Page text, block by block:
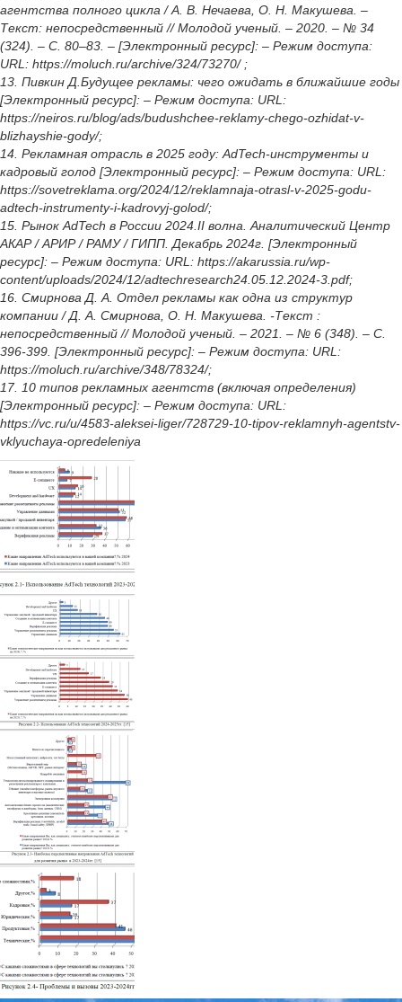
агентства полного цикла / А. В. Нечаева, О. Н. Макушева. –
Текст: непосредственный // Молодой ученый. – 2020. – № 34
(324). – С. 80–83. – [Электронный ресурс]: – Режим доступа:
URL: https://moluch.ru/archive/324/73270/ ;
13. Пивкин Д.Будущее рекламы: чего ожидать в ближайшие годы
[Электронный ресурс]: – Режим доступа: URL:
https://neiros.ru/blog/ads/budushchee-reklamy-chego-ozhidat-v-
blizhayshie-gody/;
14. Рекламная отрасль в 2025 году: AdTech-инструменты и
кадровый голод [Электронный ресурс]: – Режим доступа: URL:
https://sovetreklama.org/2024/12/reklamnaja-otrasl-v-2025-godu-
adtech-instrumenty-i-kadrovyj-golod/;
15. Рынок AdTech в России 2024.II волна. Аналитический Центр
АКАР / АРИР / РАМУ / ГИПП. Декабрь 2024г. [Электронный
ресурс]: – Режим доступа: URL: https://akarussia.ru/wp-
content/uploads/2024/12/adtechresearch24.05.12.2024-3.pdf;
16. Смирнова Д. А. Отдел рекламы как одна из структур
компании / Д. А. Смирнова, О. Н. Макушева. -Текст :
непосредственный // Молодой ученый. – 2021. – № 6 (348). – С.
396-399. [Электронный ресурс]: – Режим доступа: URL:
https://moluch.ru/archive/348/78324/;
17. 10 типов рекламных агентств (включая определения)
[Электронный ресурс]: – Режим доступа: URL:
https://vc.ru/u/4583-aleksei-liger/728729-10-tipov-reklamnyh-agentstv-
vklyuchaya-opredeleniya